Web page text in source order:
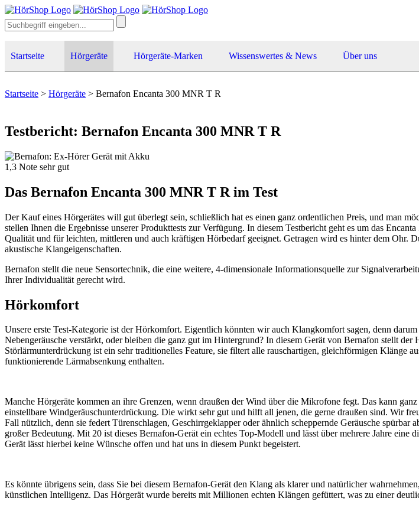
Startseite Hörgeräte Hörgeräte-Marken Wissenswertes & News Über uns
Startseite > Hörgeräte > Bernafon Encanta 300 MNR T R
Testbericht: Bernafon Encanta 300 MNR T R
1,3 Note sehr gut
Das Bernafon Encanta 300 MNR T R im Test
Der Kauf eines Hörgerätes will gut überlegt sein, schließlich hat es einen ganz ordentlichen Preis, und man
stellen Ihnen die Ergebnisse unserer Produkttests zur Verfügung. In diesem Testbericht geht es um das
Qualität und für leichten, mittleren und auch kräftigen Hörbedarf geeignet. Getragen wird es hinter dem Ohr.
akustische Klangeigenschaften.
Bernafon stellt die neue Sensortechnik, die eine weitere, 4-dimensionale Informationsquelle zur
Ihrer Individualität gerecht wird.
Hörkomfort
Unsere erste Test-Kategorie ist der Hörkomfort. Eigentlich könnten wir auch Klangkomfort sagen, denn
Nebengeräusche verstärkt, oder bleiben die ganz gut im Hintergrund? In diesem Gerät von Bernafon stellt
Störlärmunterdrückung ist ein sehr traditionelles Feature, sie filtert alle rauschartigen, gleichförmigen
funktionierende Lärmabsenkung enthalten.
Manche Hörgeräte kommen an ihre Grenzen, wenn draußen der Wind über die Mikrofone fegt. Das kann
einstellbare Windgeräuschunterdrückung. Die wirkt sehr gut und hilft all jenen, die gerne draußen sind. Wir
Fall nützlich, denn sie federt Türenschlagen, Geschirrgeklapper oder ähnlich scheppernde Geräusche
großer Bedeutung. Mit 20 ist dieses Bernafon-Gerät ein echtes Top-Modell und lässt über mehrere Jahre
Gerät lässt hierbei keine Wünsche offen und hat uns in diesem Punkt begeistert.
Es könnte übrigens sein, dass Sie bei diesem Bernafon-Gerät den Klang als klarer und natürlicher
künstlichen Intelligenz. Das Hörgerät wurde bereits mit Millionen echten Klängen gefüttert, was zu einer